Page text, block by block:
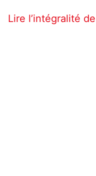
Lire l’intégralité